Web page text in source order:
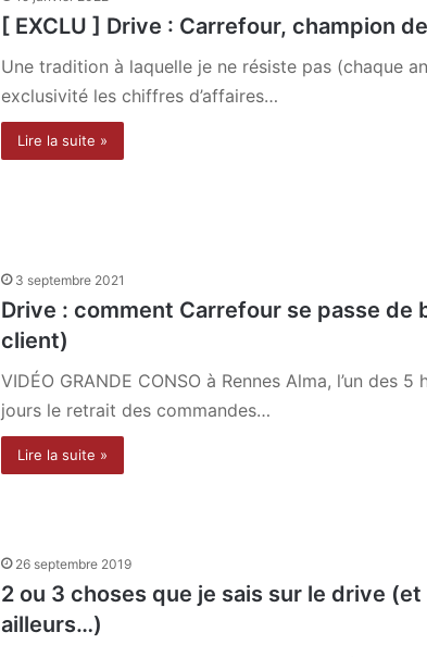
[ EXCLU ] Drive : Carrefour, champion
Une tradition à laquelle je ne résiste pas (chaque
exclusivité les chiffres d’affaires…
Lire la suite »
3 septembre 2021
Drive : comment Carrefour se passe
client)
VIDÉO GRANDE CONSO à Rennes Alma, l’un des
jours le retrait des commandes…
Lire la suite »
26 septembre 2019
2 ou 3 choses que je sais sur le drive
ailleurs…)